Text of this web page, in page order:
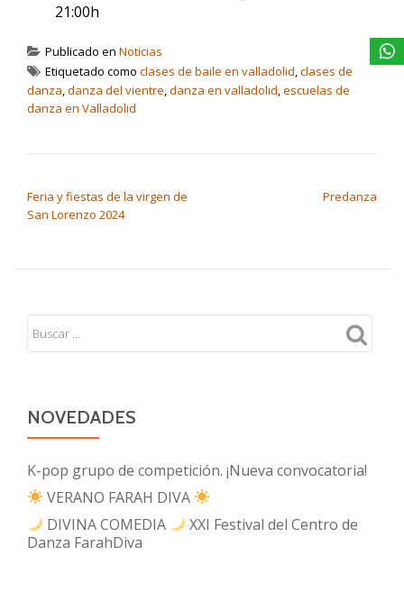
21:00h
Publicado en Noticias
Etiquetado como clases de baile en valladolid,clases de
danza,danza del vientre,danza en valladolid,escuelas de
danza en Valladolid
Feria y fiestas de la virgen de
San Lorenzo 2024
Predanza
NOVEDADES
K-pop grupo de competición. ¡Nueva convocatoria!
VERANO FARAH DIVA
DIVINA COMEDIA
XXI Festival del Centro de
Danza FarahDiva